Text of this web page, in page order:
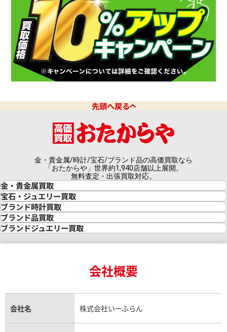
先頭へ戻る
金・貴金属/時計/宝石/ブランド品の高価買取なら
「おたからや」世界約1,940店舗以上展開。
無料査定・出張買取対応。
金・貴金属買取
金買取
金の相場価格情報
金の参考買取価格一覧
インゴット買取
インゴットの相場価格情報
24金買取
金貨買取
貴金属買取
銀・シルバー買取
宝石・ジュエリー買取
宝石・ジュエリー買取
ダイヤモンド買取
ダイヤモンド・宝石の参考価格一覧
リング・結婚指輪買取
エメラルド買取
トパーズ買取
タンザナイト買取
ブランド時計買取
時計買取
ロレックス買取
ロレックス デイトナ買取
ロレックス サブマリーナー買取
ロレックス エクスプローラー買取
ロレックス デイトジャスト買取
パテック フィリップノーチラス買取
ブランド品買取
ブランド買取
シャネル マトラッセ買取
ブランドジュエリー買取
ヴァンクリーフ＆アーペル買取
ショーメ買取
会社概要
会社名 株式会社いーふらん